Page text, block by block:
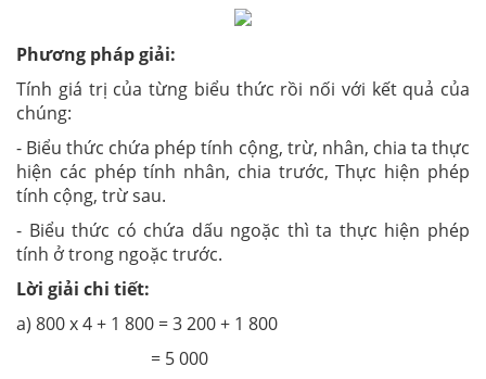
Phương pháp giải:
Tính giá trị của từng biểu thức rồi nối với kết quả của
chúng:
- Biểu thức chứa phép tính cộng, trừ, nhân, chia ta thực
hiện các phép tính nhân, chia trước, Thực hiện phép
tính cộng, trừ sau.
- Biểu thức có chứa dấu ngoặc thì ta thực hiện phép
tính ở trong ngoặc trước.
Lời giải chi tiết:
a) 800 x 4 + 1 800 = 3 200 + 1 800
= 5 000